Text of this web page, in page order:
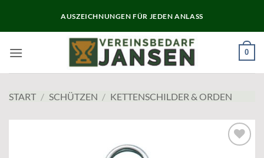
AUSZEICHNUNGEN FÜR JEDEN ANLASS
0
START / SCHÜTZEN / KETTENSCHILDER & ORDEN